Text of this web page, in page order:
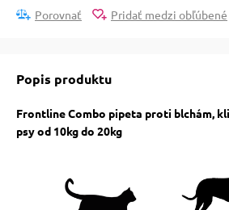
poukazy
Porovnať Pridať medzi obľúbené
Popis produktu
Frontline Combo pipeta proti blchám,
psy od 10kg do 20kg